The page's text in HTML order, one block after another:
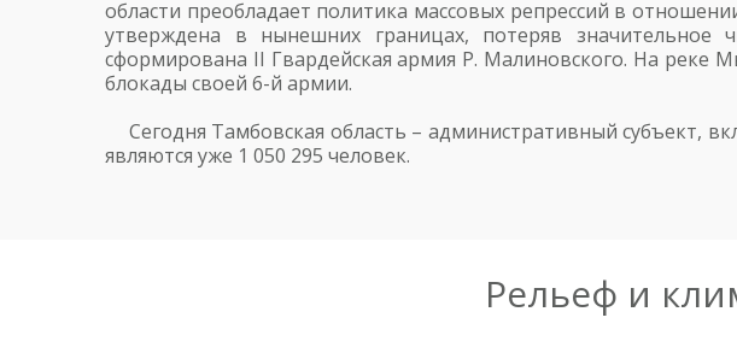
области преобладает политика массовых репрессий в
утверждена в нынешних границах, потеряв
сформирована II Гвардейская армия Р. Малиновского. На реке
блокады своей 6-й армии.
Сегодня Тамбовская область – административный субъект,
являются уже 1 050 295 человек.
Рельеф и